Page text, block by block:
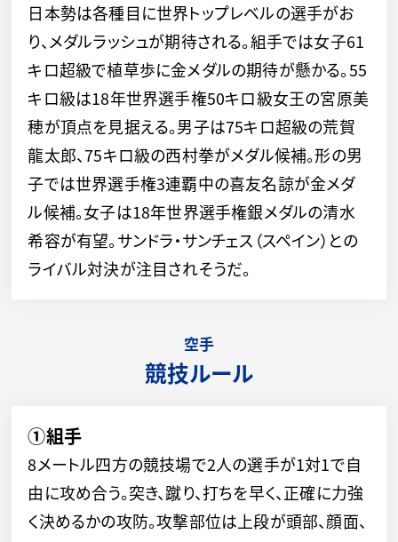
日本勢は各種目に世界トップレベルの選手がお
り、メダルラッシュが期待される。組手では女子61
キロ超級で植草歩に金メダルの期待が懸かる。55
キロ級は18年世界選手権50キロ級女王の宮原美
穂が頂点を見据える。男子は75キロ超級の荒賀
龍太郎、75キロ級の西村拳がメダル候補。形の男
子では世界選手権3連覇中の喜友名諒が金メダ
ル候補。女子は18年世界選手権銀メダルの清水
希容が有望。サンドラ・サンチェス（スペイン）との
ライバル対決が注目されそうだ。
空手
競技ルール
①組手
8メートル四方の競技場で2人の選手が1対1で自
由に攻め合う。突き、蹴り、打ちを早く、正確に力強
く決めるかの攻防。攻撃部位は上段が頭部、顔面、